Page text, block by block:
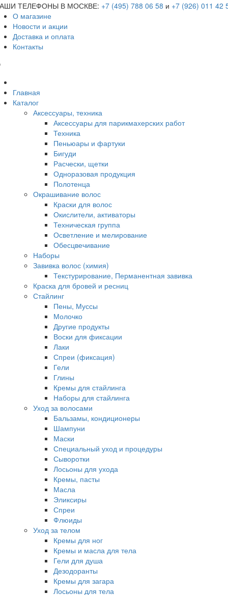
ТЕЛЕФОНЫ В МОСКВЕ: +7 (495) 788 06 58 и +7 (926) 011 42
О магазине
Новости и акции
Доставка и оплата
Контакты
Главная
Каталог
Аксессуары, техника
Аксессуары для парикмахерских работ
Техника
Пеньюары и фартуки
Бигуди
Расчески, щетки
Одноразовая продукция
Полотенца
Окрашивание волос
Краски для волос
Окислители, активаторы
Техническая группа
Осветление и мелирование
Обесцвечивание
Наборы
Завивка волос (химия)
Текстурирование, Перманентная завивка
Краска для бровей и ресниц
Стайлинг
Пены, Муссы
Молочко
Другие продукты
Воски для фиксации
Лаки
Спреи (фиксация)
Гели
Глины
Кремы для стайлинга
Наборы для стайлинга
Уход за волосами
Бальзамы, кондиционеры
Шампуни
Маски
Специальный уход и процедуры
Сыворотки
Лосьоны для ухода
Кремы, пасты
Масла
Эликсиры
Спреи
Флюиды
Уход за телом
Кремы для ног
Кремы и масла для тела
Гели для душа
Дезодоранты
Кремы для загара
Лосьоны для тела